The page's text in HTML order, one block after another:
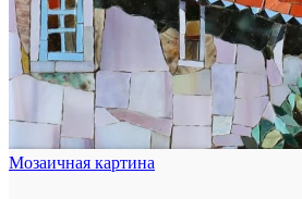
Мозаичная картина